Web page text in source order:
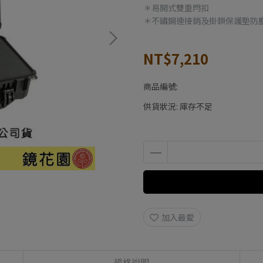
＊易開式雙重閂扣
＊不鏽鋼連接銷及掛鎖保護墊防
NT$7,210
商品編號:
供貨狀況: 庫存不足
加入最愛